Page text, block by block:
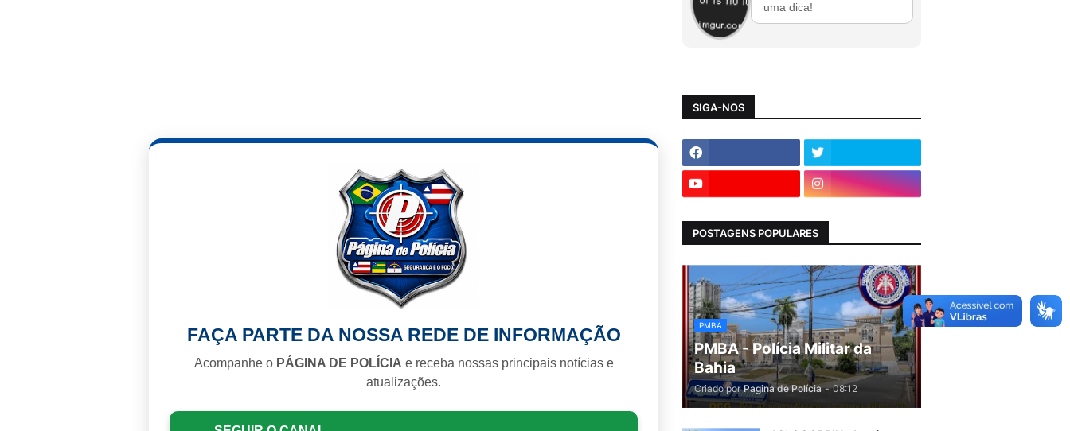
FAÇA PARTE DA NOSSA REDE DE INFORMAÇÃO
Acompanhe o PÁGINA DE POLÍCIA e receba nossas principais notícias e
atualizações.
uma dica!
SIGA-NOS
POSTAGENS POPULARES
PMBA
PMBA - Polícia Militar da
Bahia
Criado por Pagina de Polícia - 08:12